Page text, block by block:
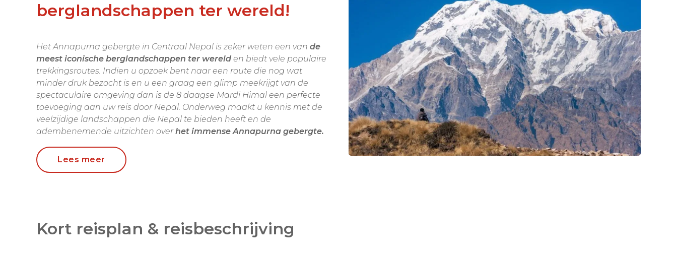
berglandschappen ter wereld!
Het Annapurna gebergte in Centraal Nepal is zeker weten een van de
meest iconische berglandschappen ter wereld en biedt vele populaire
trekkingsroutes. Indien u opzoek bent naar een route die nog wat
minder druk bezocht is en u een graag een glimp meekrijgt van de
spectaculaire omgeving dan is de 8 daagse Mardi Himal een perfecte
toevoeging aan uw reis door Nepal. Onderweg maakt u kennis met de
veelzijdige landschappen die Nepal te bieden heeft en de
adembenemende uitzichten overhet immense Annapurna gebergte.
De wandeltocht is wel iets uitdagender dan de gemiddelde trekking, de
trekking bestaat voornamelijk uit wandelingen bergopwaarts en langs
trekking meer dan de moeite waard!
Lees meer
Kort reisplan & reisbeschrijving